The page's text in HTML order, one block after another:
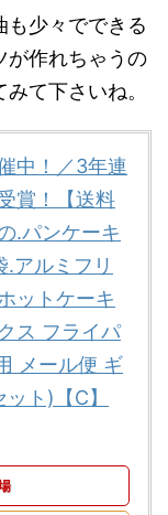
も少々でできる
が作れちゃうの
て下さいね。
中！／3年連
賞！【送料
.パンケーキ
アルミフリ
ットケーキ
ス フライパ
メール便 ギ
ト)【C】